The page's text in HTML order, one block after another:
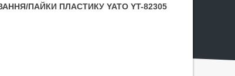
ПАЙКИ ПЛАСТИКУ YATO YT-82305